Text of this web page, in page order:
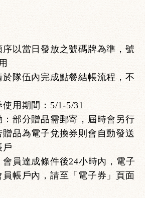
序以當日發放之號碼牌為準，號
於隊伍內完成點餐結帳流程，不
使用期間：5/1-5/31
：部分贈品需郵寄，屆時會另行
品為電子兌換券則會自動發送
戶
會員達成條件後24小時內，電子
帳戶內，請至「電子券」頁面